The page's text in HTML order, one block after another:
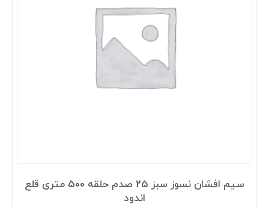
سیم افشان نسوز سبز 25 صدم حلقه 500 متری قلع
اندود